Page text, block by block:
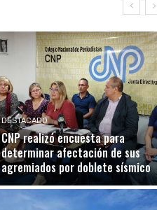
DESTACADO
CNP realizó encuesta para
determinar afectación de sus
agremiados por doblete sísmico